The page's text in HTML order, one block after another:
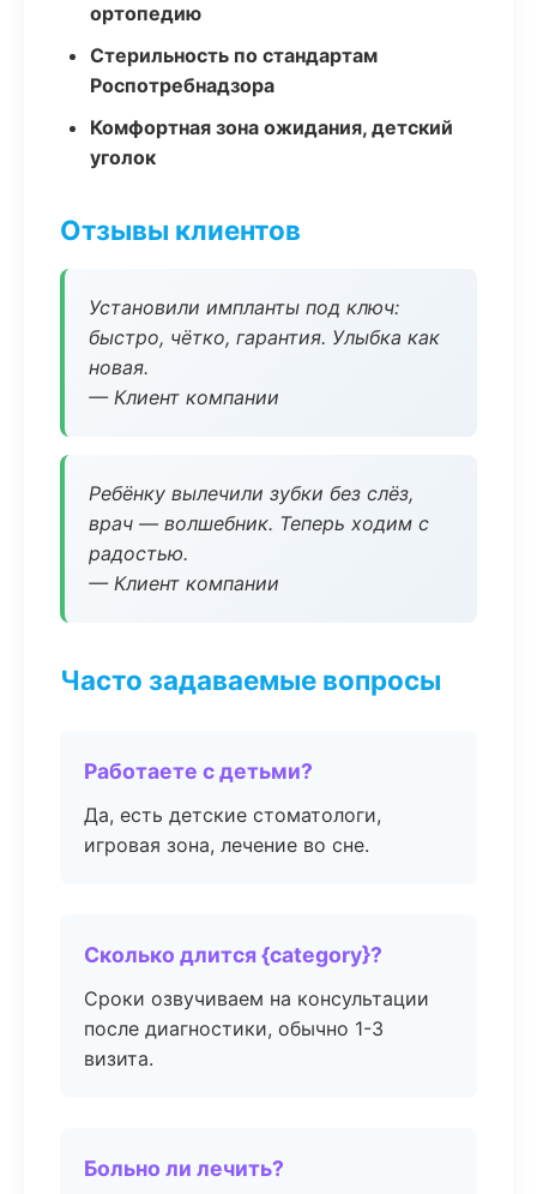
ортопедию
Стерильность по стандартам
Роспотребнадзора
Комфортная зона ожидания, детский
уголок
Отзывы клиентов
Установили импланты под ключ:
быстро, чётко, гарантия. Улыбка как
новая.
— Клиент компании
Ребёнку вылечили зубки без слёз,
врач — волшебник. Теперь ходим с
радостью.
— Клиент компании
Часто задаваемые вопросы
Работаете с детьми?
Да, есть детские стоматологи,
игровая зона, лечение во сне.
Сколько длится {category}?
Сроки озвучиваем на консультации
после диагностики, обычно 1-3
визита.
Больно ли лечить?